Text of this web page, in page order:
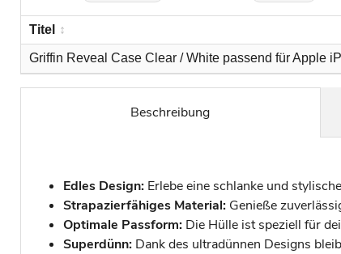
Titel
Griffin Reveal Case Clear / White passend für Apple
Beschreibung
Edles Design: Erlebe eine schlanke und
Strapazierfähiges Material: Genieße
Optimale Passform: Die Hülle ist speziell für
Superdünn: Dank des ultradünnen Designs